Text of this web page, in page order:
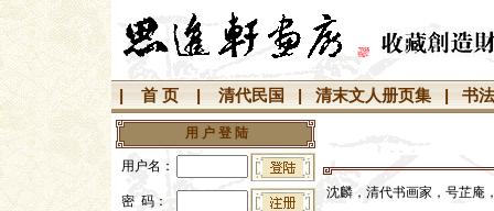
首 页 清代民国 清末文人册页集 书
用 户 登 陆
用户名：
密 码：
沈麟，清代书画家，号芷庵